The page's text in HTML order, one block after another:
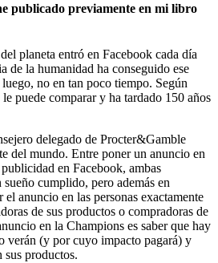
publicado previamente en mi libro
planeta entró en Facebook cada día
de la humanidad ha conseguido ese
no en tan poco tiempo. Según
puede comparar y ha tardado 150 años
delegado de Procter&Gamble
del mundo. Entre poner un anuncio en
en Facebook, ambas
cumplido, pero además en
anuncio en las personas exactamente
de sus productos o compradoras de
en la Champions es saber que hay
verán (y por cuyo impacto pagará) y
sus productos.